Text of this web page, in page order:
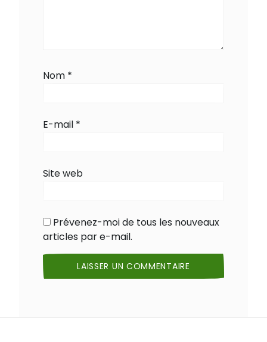
Nom *
E-mail *
Site web
Prévenez-moi de tous les nouveaux
articles par e-mail.